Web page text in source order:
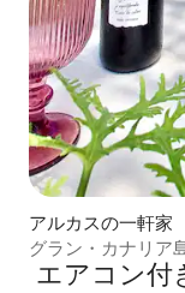
アルカスの一軒家
グラン・カナリア
エアコン付